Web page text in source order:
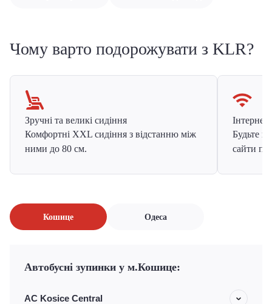
Чому варто подорожувати з KLR?
Зручні та великі сидіння
Комфортні XXL сидіння з відстанню між
ними до 80 см.
Інтернет
Будьте
сайти
Кошице Одеса
Автобусні зупинки у м.Кошице:
АС Kosice Central